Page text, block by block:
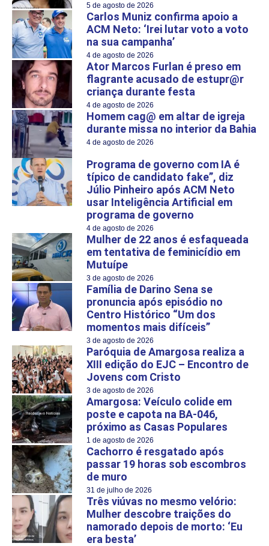
5 de agosto de 2026
Carlos Muniz confirma apoio a
ACM Neto: ‘Irei lutar voto a voto
na sua campanha’
4 de agosto de 2026
Ator Marcos Furlan é preso em
flagrante acusado de estupr@r
criança durante festa
4 de agosto de 2026
Homem cag@ em altar de igreja
durante missa no interior da Bahia
4 de agosto de 2026
Programa de governo com IA é
típico de candidato fake”, diz
Júlio Pinheiro após ACM Neto
usar Inteligência Artificial em
programa de governo
4 de agosto de 2026
Mulher de 22 anos é esfaqueada
em tentativa de feminicídio em
Mutuípe
3 de agosto de 2026
Família de Darino Sena se
pronuncia após episódio no
Centro Histórico “Um dos
momentos mais difíceis”
3 de agosto de 2026
Paróquia de Amargosa realiza a
XIII edição do EJC – Encontro de
Jovens com Cristo
3 de agosto de 2026
Amargosa: Veículo colide em
poste e capota na BA-046,
próximo as Casas Populares
1 de agosto de 2026
Cachorro é resgatado após
passar 19 horas sob escombros
de muro
31 de julho de 2026
Três viúvas no mesmo velório:
Mulher descobre traições do
namorado depois de morto: ‘Eu
era besta’